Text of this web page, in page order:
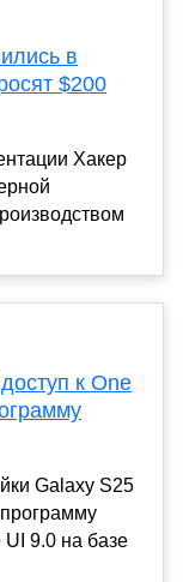
в
$200
Хакер
к One
Galaxy S25
UI 9.0 на базе